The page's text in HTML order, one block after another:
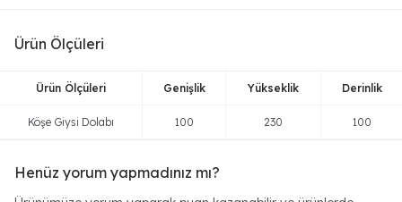
Ürün Ölçüleri
Ürün Ölçüleri Genişlik Yükseklik Derinlik
Köşe Giysi Dolabı 100 230 100
Henüz yorum yapmadınız mı?